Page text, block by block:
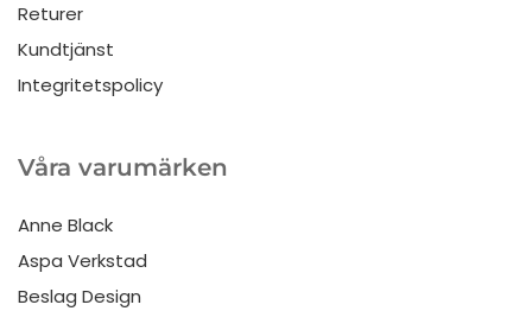
Returer
Kundtjänst
Integritetspolicy
Våra varumärken
Anne Black
Aspa Verkstad
Beslag Design